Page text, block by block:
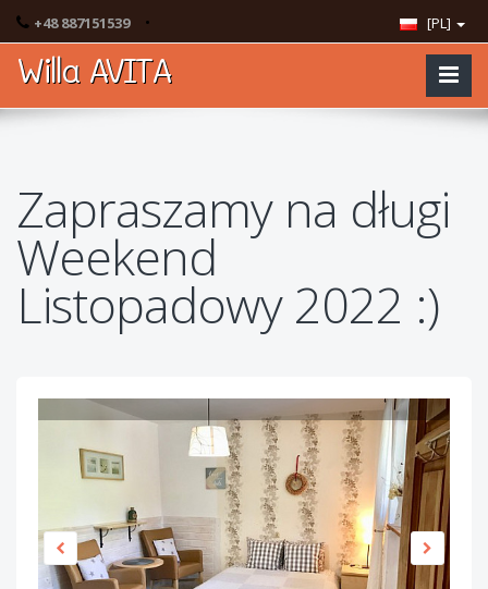
+48 887151539 • [PL]
Willa AVITA
Zapraszamy na długi
Weekend
Listopadowy 2022 :)